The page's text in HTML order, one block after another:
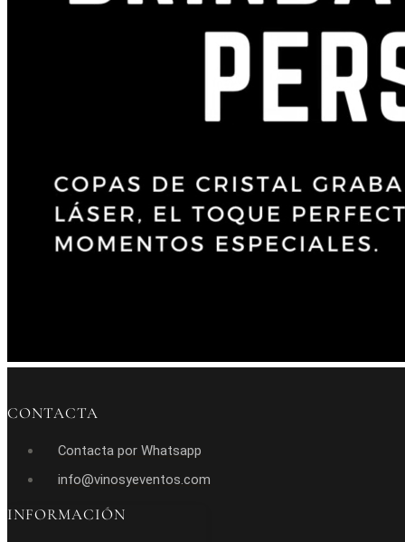
CONTACTA
Contacta por Whatsapp
info@vinosyeventos.com
INFORMACIÓN